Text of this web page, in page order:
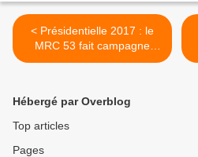
< Présidentielle 2017 : le
MRC 53 fait campagne
pour Bastien Faudot
Hébergé par Overblog
Top articles
Pages